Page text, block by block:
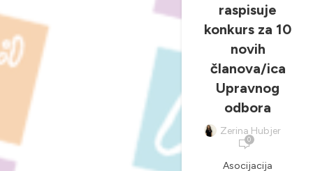
raspisuje
konkurs za 10
novih
članova/ica
Upravnog
odbora
Zerina Hubjer
0
Asocijacija